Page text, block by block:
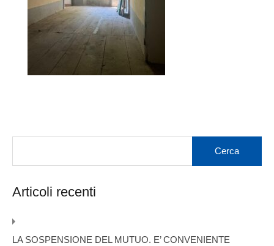
Articoli recenti
LA SOSPENSIONE DEL MUTUO. E’ CONVENIENTE